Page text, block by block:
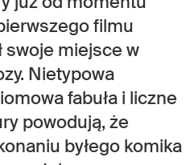
filmu
swoje miejsce w
Nietypowa
fabuła i liczne
powodują, że
byłego komika